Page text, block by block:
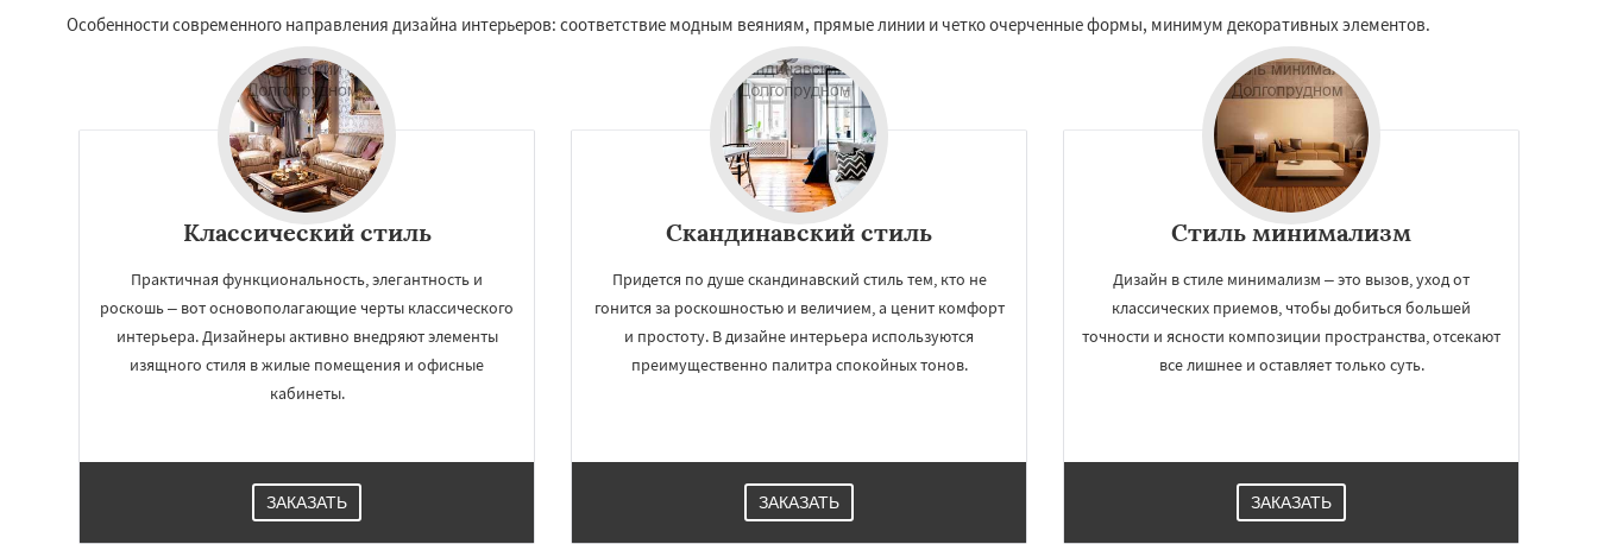
Особенности современного направления дизайна интерьеров: соответствие модным веяниям, прямые линии и четко очерченные формы, минимум декоративных элементов.
Классический стиль
Практичная функциональность, элегантность и
роскошь – вот основополагающие черты классического
интерьера. Дизайнеры активно внедряют элементы
изящного стиля в жилые помещения и офисные
кабинеты.
ЗАКАЗАТЬ
Скандинавский стиль
Придется по душе скандинавский стиль тем, кто не
гонится за роскошностью и величием, а ценит комфорт
и простоту. В дизайне интерьера используются
преимущественно палитра спокойных тонов.
ЗАКАЗАТЬ
Стиль минимализм
Дизайн в стиле минимализм – это вызов, уход от
классических приемов, чтобы добиться большей
точности и ясности композиции пространства, отсекают
все лишнее и оставляет только суть.
ЗАКАЗАТЬ